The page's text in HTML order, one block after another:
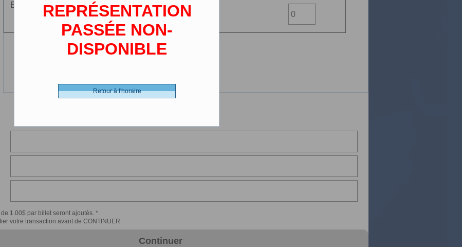
Enfant - 9.00 $ (CDN)
(2-12 ans)
1.00$ par billet seront ajoutés. *
votre transaction avant de CONTINUER.
Continuer
REPRÉSENTATION
PASSÉE NON-
DISPONIBLE
Retour à l'horaire